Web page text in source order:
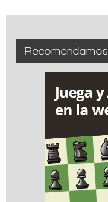
Recomendamos